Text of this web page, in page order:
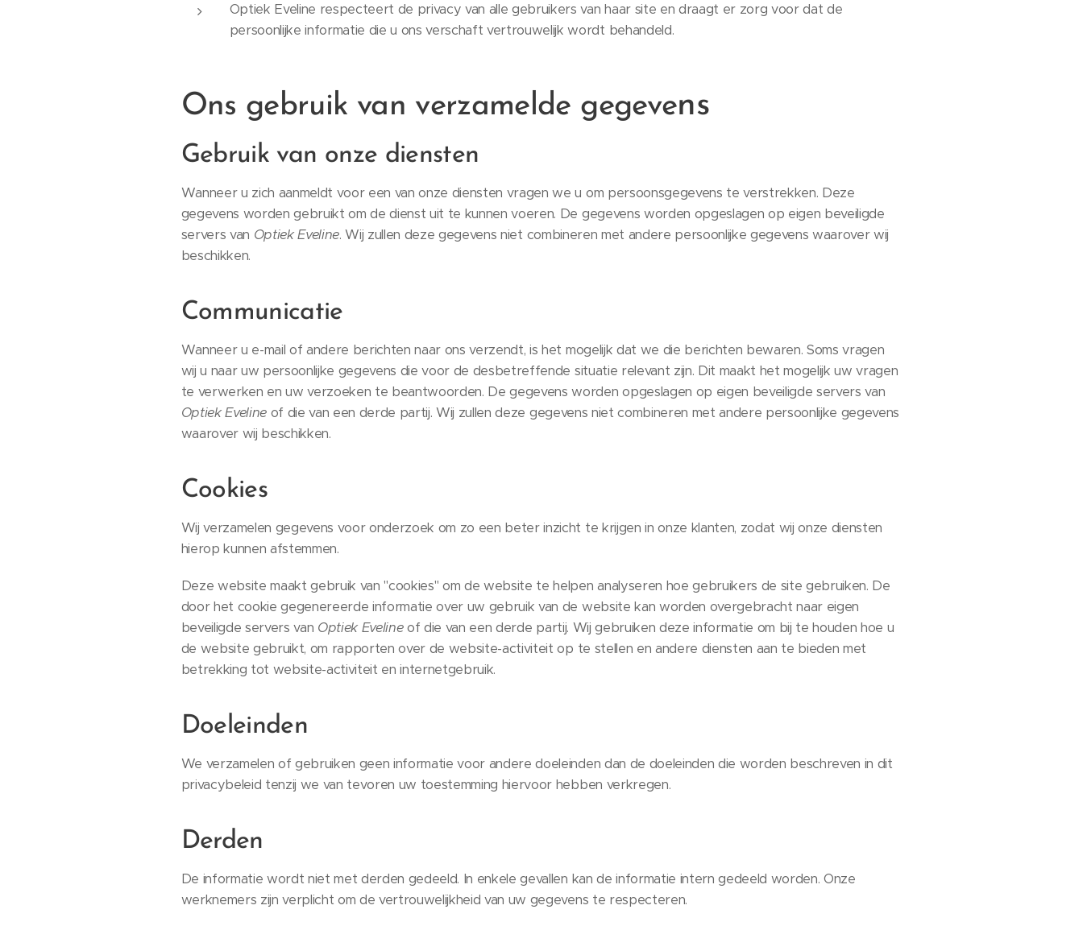
Optiek Eveline respecteert de privacy van alle gebruikers van haar site en draagt er zorg voor dat de
persoonlijke informatie die u ons verschaft vertrouwelijk wordt behandeld.
Ons gebruik van verzamelde gegevens
Gebruik van onze diensten
Wanneer u zich aanmeldt voor een van onze diensten vragen we u om persoonsgegevens te verstrekken. Deze
gegevens worden gebruikt om de dienst uit te kunnen voeren. De gegevens worden opgeslagen op eigen beveiligde
servers van Optiek Eveline. Wij zullen deze gegevens niet combineren met andere persoonlijke gegevens waarover wij
beschikken.
Communicatie
Wanneer u e-mail of andere berichten naar ons verzendt, is het mogelijk dat we die berichten bewaren. Soms vragen
wij u naar uw persoonlijke gegevens die voor de desbetreffende situatie relevant zijn. Dit maakt het mogelijk uw vragen
te verwerken en uw verzoeken te beantwoorden. De gegevens worden opgeslagen op eigen beveiligde servers van
Optiek Eveline of die van een derde partij. Wij zullen deze gegevens niet combineren met andere persoonlijke gegevens
waarover wij beschikken.
Cookies
Wij verzamelen gegevens voor onderzoek om zo een beter inzicht te krijgen in onze klanten, zodat wij onze diensten
hierop kunnen afstemmen.
Deze website maakt gebruik van "cookies" om de website te helpen analyseren hoe gebruikers de site gebruiken. De
door het cookie gegenereerde informatie over uw gebruik van de website kan worden overgebracht naar eigen
beveiligde servers van Optiek Evelineof die van een derde partij. Wij gebruiken deze informatie om bij te houden hoe u
de website gebruikt, om rapporten over de website-activiteit op te stellen en andere diensten aan te bieden met
betrekking tot website-activiteit en internetgebruik.
Doeleinden
We verzamelen of gebruiken geen informatie voor andere doeleinden dan de doeleinden die worden beschreven in dit
privacybeleid tenzij we van tevoren uw toestemming hiervoor hebben verkregen.
Derden
De informatie wordt niet met derden gedeeld. In enkele gevallen kan de informatie intern gedeeld worden. Onze
werknemers zijn verplicht om de vertrouwelijkheid van uw gegevens te respecteren.